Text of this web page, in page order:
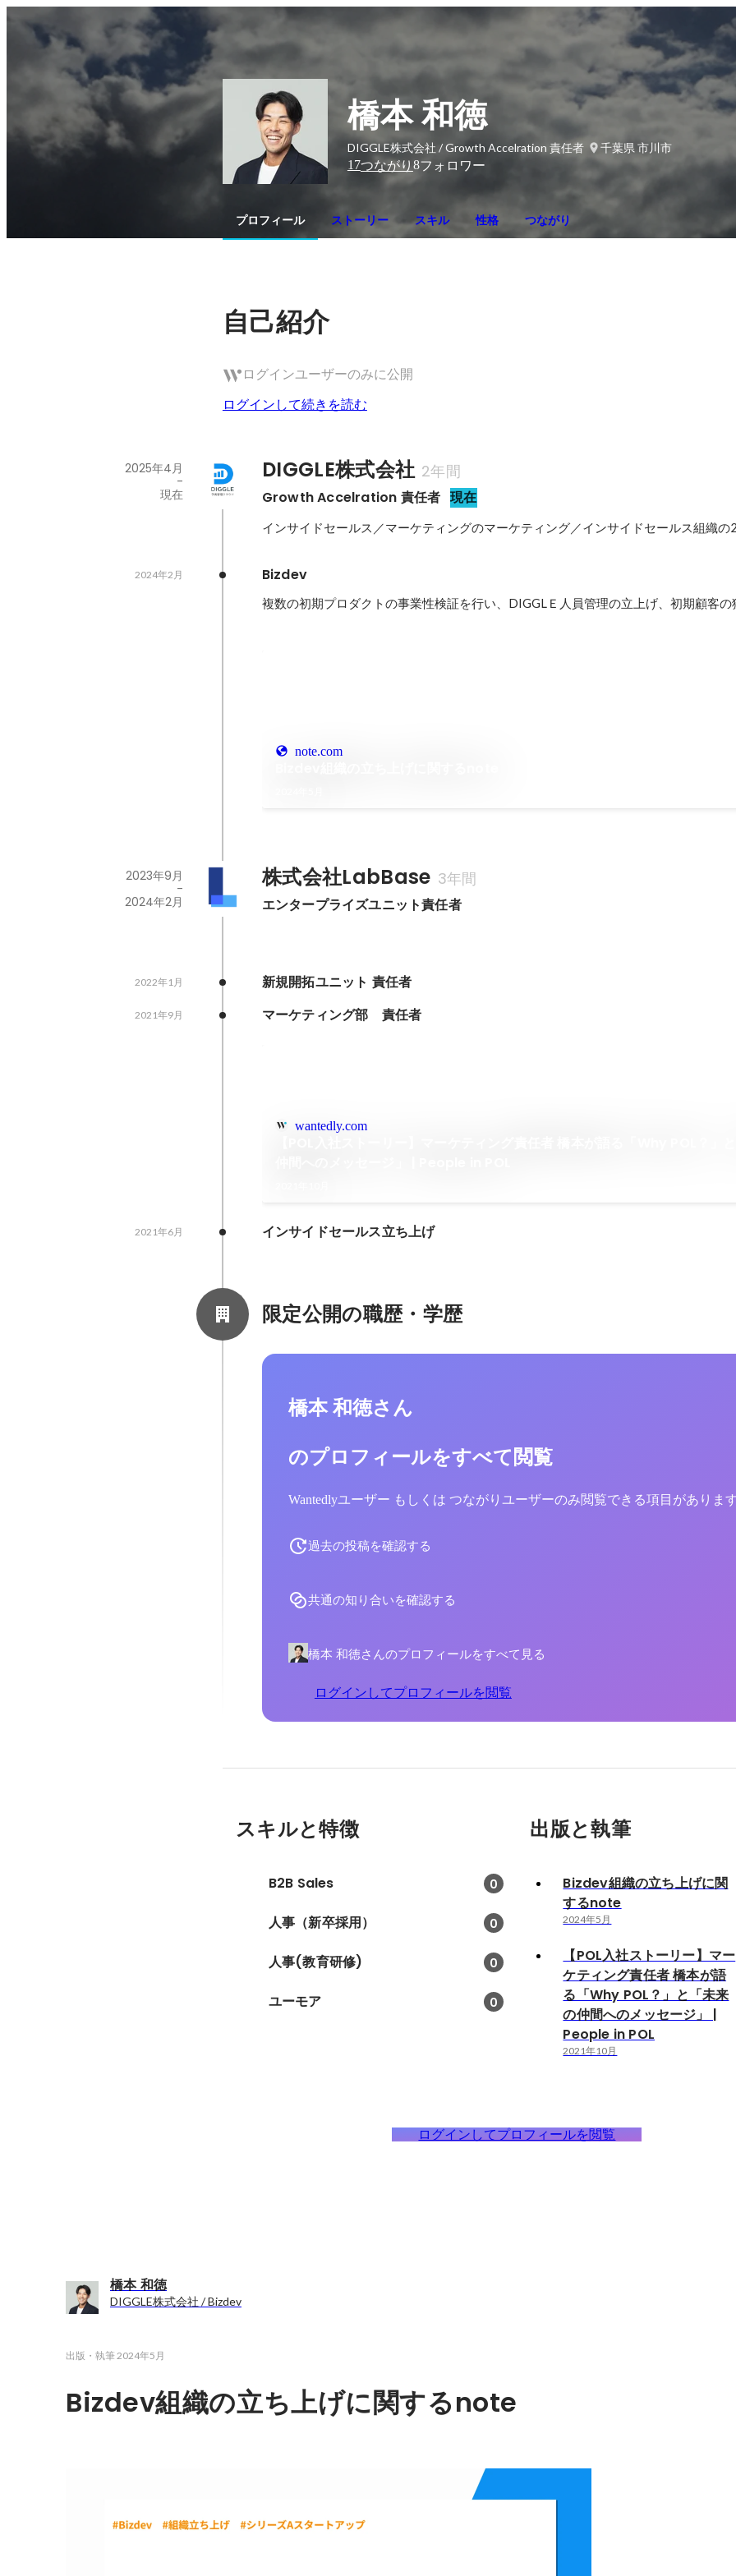
橋本 和徳
DIGGLE株式会社 / Growth Accelration 責任者
千葉県 市川市
17つながり 8フォロワー
プロフィール ストーリー スキル 性格 つながり
自己紹介
ログインユーザーのみに公開
ログインして続きを読む
DIGGLE株式会社 2年間
Growth Accelration 責任者 現在
2025年4月
-
現在
インサイドセールス／マーケティングのマーケティング／インサイドセールス組織の
Bizdev
2024年2月
複数の初期プロダクトの事業性検証を行い、DIGGLＥ人員管理の立上げ、初期顧客の
note.com
株式会社LabBase 3年間
エンタープライズユニット責任者
2023年9月
-
2024年2月
新規開拓ユニット 責任者
2022年1月
マーケティング部　責任者
2021年9月
wantedly.com
インサイドセールス立ち上げ
2021年6月
限定公開の職歴・学歴
橋本 和徳さん
のプロフィールをすべて閲覧
Wantedlyユーザー もしくは つながりユーザーのみ閲覧できる項目がありま
過去の投稿を確認する
共通の知り合いを確認する
橋本 和徳さんのプロフィールをすべて見る
ログインしてプロフィールを閲覧
スキルと特徴
B2B Sales 0
人事（新卒採用） 0
人事(教育研修) 0
ユーモア 0
出版と執筆
Bizdev組織の立ち上げに関
するnote
2024年5月
【POL入社ストーリー】マー
ケティング責任者 橋本が語
る「Why POL？」と「未来
の仲間へのメッセージ」 |
People in POL
2021年10月
ログインしてプロフィールを閲覧
橋本 和徳
DIGGLE株式会社 / Bizdev
出版・執筆2024年5月
Bizdev組織の立ち上げに関するnote